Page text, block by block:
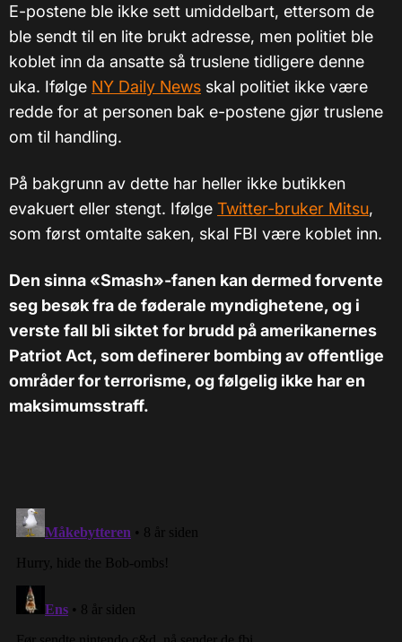
E-postene ble ikke sett umiddelbart, ettersom de
ble sendt til en lite brukt adresse, men politiet ble
koblet inn da ansatte så truslene tidligere denne
uka. Ifølge NY Daily News skal politiet ikke være
redde for at personen bak e-postene gjør truslene
om til handling.
På bakgrunn av dette har heller ikke butikken
evakuert eller stengt. Ifølge Twitter-bruker Mitsu,
som først omtalte saken, skal FBI være koblet inn.
Den sinna «Smash»-fanen kan dermed forvente
seg besøk fra de føderale myndighetene, og i
verste fall bli siktet for brudd på amerikanernes
Patriot Act, som definerer bombing av offentlige
områder for terrorisme, og følgelig ikke har en
maksimumsstraff.